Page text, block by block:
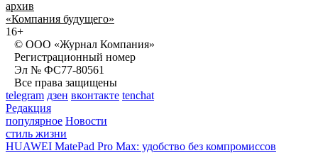
архив
«Компания будущего»
16+
© ООО «Журнал Компания»
Регистрационный номер
Эл № ФС77-80561
Все права защищены
telegram дзен вконтакте tenchat
Редакция
популярное Новости
стиль жизни
HUAWEI MatePad Pro Max: удобство без компромиссов